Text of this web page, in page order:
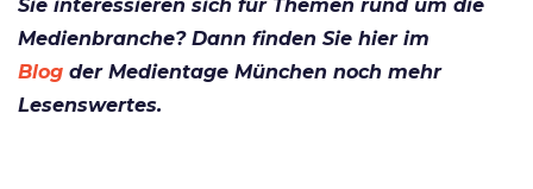
Sie interessieren sich für Themen rund um die
Medienbranche? Dann finden Sie hier im
Blog der Medientage München noch mehr
Lesenswertes.